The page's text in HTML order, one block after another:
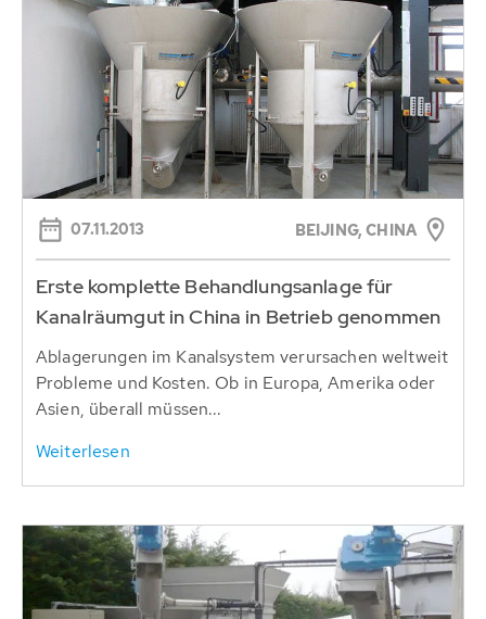
07.11.2013 BEIJING, CHINA
Erste komplette Behandlungsanlage für
Kanalräumgut in China in Betrieb genommen
Ablagerungen im Kanalsystem verursachen weltweit
Probleme und Kosten. Ob in Europa, Amerika oder
Asien, überall müssen...
Weiterlesen